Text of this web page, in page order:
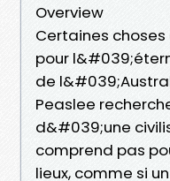
Overview
Certaines
pour
de
Peaslee
d&#039;une
comprend pas
lieux, comme si